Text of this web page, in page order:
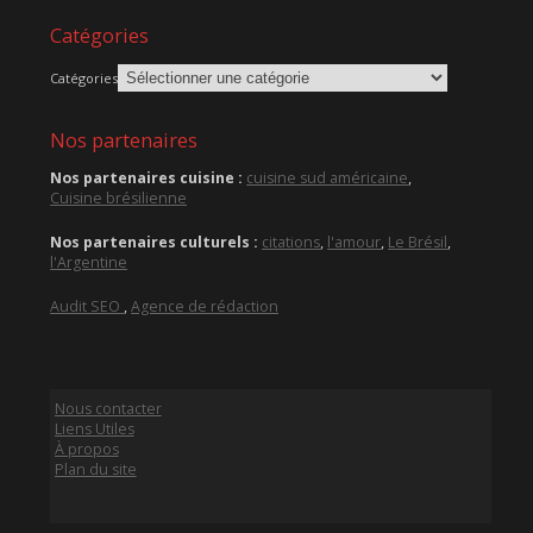
Catégories
Catégories
Nos partenaires
Nos partenaires cuisine : cuisine sud américaine,
Cuisine brésilienne
Nos partenaires culturels : citations, l'amour, Le Brésil,
l'Argentine
Audit SEO ,Agence de rédaction
Nous contacter
Liens Utiles
À propos
Plan du site